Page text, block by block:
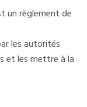
un règlement de
les autorités
et les mettre à la